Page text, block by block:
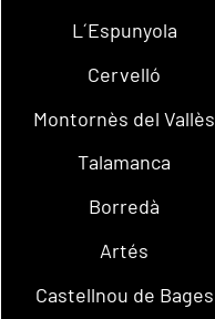
L´Espunyola
Cervelló
Montornès del Vallès
Talamanca
Borredà
Artés
Castellnou de Bages